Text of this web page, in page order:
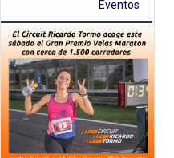
Eventos